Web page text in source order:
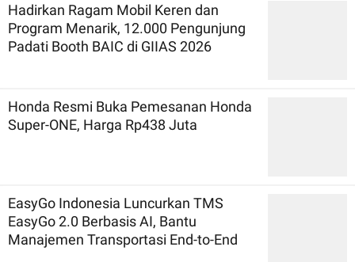
Hadirkan Ragam Mobil Keren dan
Program Menarik, 12.000 Pengunjung
Padati Booth BAIC di GIIAS 2026
Honda Resmi Buka Pemesanan Honda
Super-ONE, Harga Rp438 Juta
EasyGo Indonesia Luncurkan TMS
EasyGo 2.0 Berbasis AI, Bantu
Manajemen Transportasi End-to-End